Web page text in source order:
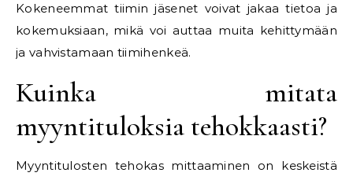
Kokeneemmat tiimin jäsenet voivat jakaa tietoa ja
kokemuksiaan, mikä voi auttaa muita kehittymään
ja vahvistamaan tiimihenkeä.
Kuinka mitata
myyntituloksia tehokkaasti?
Myyntitulosten tehokas mittaaminen on keskeistä